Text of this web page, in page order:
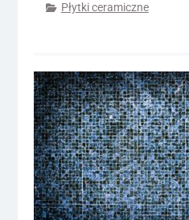
Płytki ceramiczne